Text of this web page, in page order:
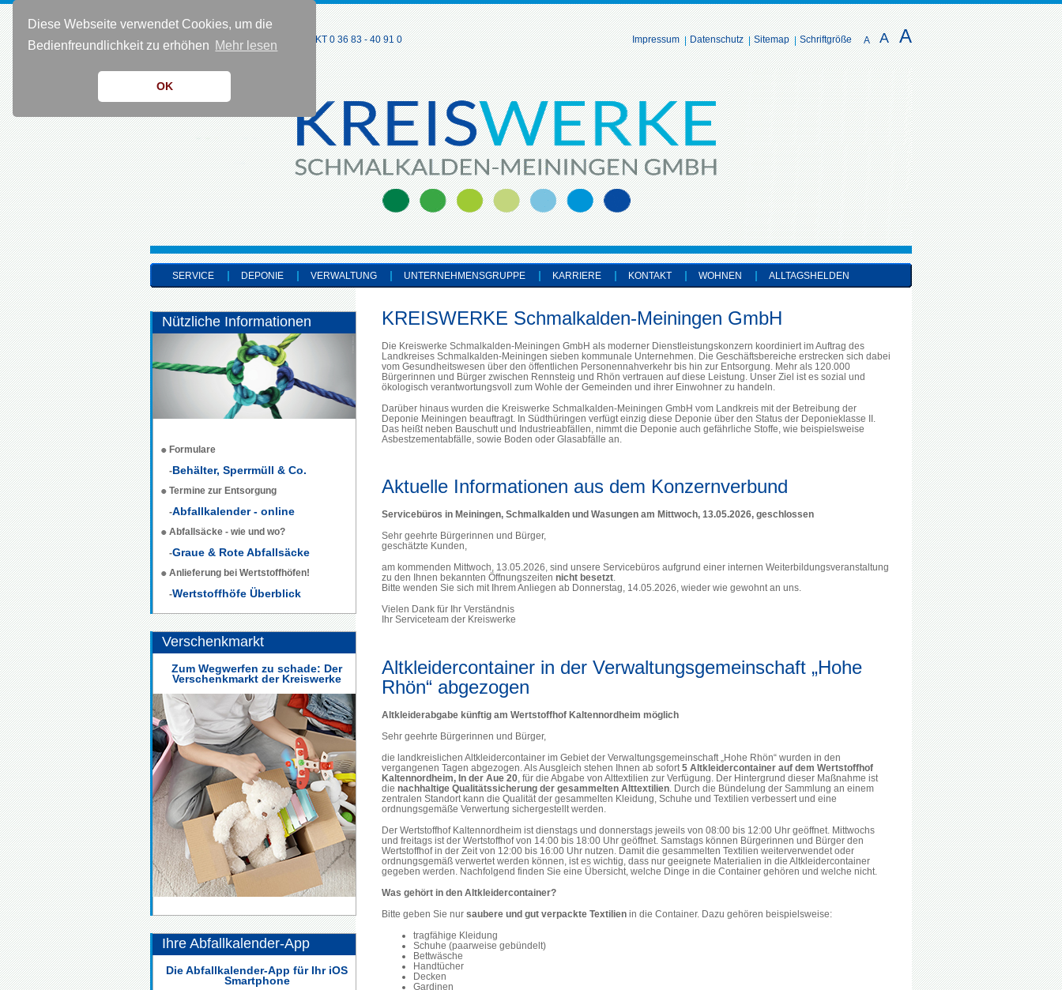
Diese Webseite verwendet Cookies, um die
Bedienfreundlichkeit zu erhöhen Mehr lesen
OK
KONTAKT 0 36 83 - 40 91 0 A A A
Impressum Datenschutz Sitemap Schriftgröße
SERVICE DEPONIE VERWALTUNG UNTERNEHMENSGRUPPE KARRIERE KONTAKT WOHNEN ALLTAGSHELDEN
KREISWERKE Schmalkalden-Meiningen GmbH
Die Kreiswerke Schmalkalden-Meiningen GmbH als moderner Dienstleistungskonzern koordiniert im Auftrag des
Landkreises Schmalkalden-Meiningen sieben kommunale Unternehmen. Die Geschäftsbereiche erstrecken sich dabei
vom Gesundheitswesen über den öffentlichen Personennahverkehr bis hin zur Entsorgung. Mehr als 120.000
Bürgerinnen und Bürger zwischen Rennsteig und Rhön vertrauen auf diese Leistung. Unser Ziel ist es sozial und
ökologisch verantwortungsvoll zum Wohle der Gemeinden und ihrer Einwohner zu handeln.
Darüber hinaus wurden die Kreiswerke Schmalkalden-Meiningen GmbH vom Landkreis mit der Betreibung der
Deponie Meiningen beauftragt. In Südthüringen verfügt einzig diese Deponie über den Status der Deponieklasse II.
Das heißt neben Bauschutt und Industrieabfällen, nimmt die Deponie auch gefährliche Stoffe, wie beispielsweise
Asbestzementabfälle, sowie Boden oder Glasabfälle an.
Aktuelle Informationen aus dem Konzernverbund
Servicebüros in Meiningen, Schmalkalden und Wasungen am Mittwoch, 13.05.2026, geschlossen
Sehr geehrte Bürgerinnen und Bürger,
geschätzte Kunden,
am kommenden Mittwoch, 13.05.2026, sind unsere Servicebüros aufgrund einer internen Weiterbildungsveranstaltung
zu den Ihnen bekannten Öffnungszeiten nicht besetzt.
Bitte wenden Sie sich mit Ihrem Anliegen ab Donnerstag, 14.05.2026, wieder wie gewohnt an uns.
Vielen Dank für Ihr Verständnis
Ihr Serviceteam der Kreiswerke
Altkleidercontainer in der Verwaltungsgemeinschaft „Hohe
Rhön“ abgezogen
Altkleiderabgabe künftig am Wertstoffhof Kaltennordheim möglich
Sehr geehrte Bürgerinnen und Bürger,
die landkreislichen Altkleidercontainer im Gebiet der Verwaltungsgemeinschaft „Hohe Rhön“ wurden in den
vergangenen Tagen abgezogen. Als Ausgleich stehen Ihnen ab sofort5 Altkleidercontainer auf dem Wertstoffhof
Kaltennordheim, In der Aue 20, für die Abgabe von Alttextilien zur Verfügung. Der Hintergrund dieser Maßnahme ist
die nachhaltige Qualitätssicherung der gesammelten Alttextilien. Durch die Bündelung der Sammlung an einem
zentralen Standort kann die Qualität der gesammelten Kleidung, Schuhe und Textilien verbessert und eine
ordnungsgemäße Verwertung sichergestellt werden.
Der Wertstoffhof Kaltennordheim ist dienstags und donnerstags jeweils von 08:00 bis 12:00 Uhr geöffnet. Mittwochs
und freitags ist der Wertstoffhof von 14:00 bis 18:00 Uhr geöffnet. Samstags können Bürgerinnen und Bürger den
Wertstoffhof in der Zeit von 12:00 bis 16:00 Uhr nutzen. Damit die gesammelten Textilien weiterverwendet oder
ordnungsgemäß verwertet werden können, ist es wichtig, dass nur geeignete Materialien in die Altkleidercontainer
gegeben werden. Nachfolgend finden Sie eine Übersicht, welche Dinge in die Container gehören und welche nicht.
Was gehört in den Altkleidercontainer?
Bitte geben Sie nur saubere und gut verpackte Textilien in die Container. Dazu gehören beispielsweise:
tragfähige Kleidung
Schuhe (paarweise gebündelt)
Bettwäsche
Handtücher
Decken
Gardinen
Nützliche Informationen
Formulare
-Behälter, Sperrmüll & Co.
Termine zur Entsorgung
-Abfallkalender - online
Abfallsäcke - wie und wo?
-Graue & Rote Abfallsäcke
Anlieferung bei Wertstoffhöfen!
-Wertstoffhöfe Überblick
Sie
hier...
Verschenkmarkt
Zum Wegwerfen zu schade: Der
Verschenkmarkt der Kreiswerke
Ihre Abfallkalender-App
Die Abfallkalender-App für Ihr iOS
Smartphone